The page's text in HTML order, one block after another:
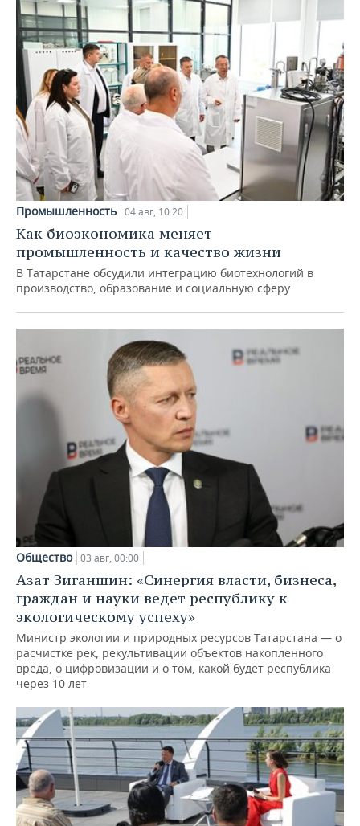
Промышленность 04 авг, 10:20
Как биоэкономика меняет
промышленность и качество жизни
В Татарстане обсудили интеграцию биотехнологий в
производство, образование и социальную сферу
Общество 03 авг, 00:00
Азат Зиганшин: «Синергия власти, бизнеса,
граждан и науки ведет республику к
экологическому успеху»
Министр экологии и природных ресурсов Татарстана — о
расчистке рек, рекультивации объектов накопленного
вреда, о цифровизации и о том, какой будет республика
через 10 лет